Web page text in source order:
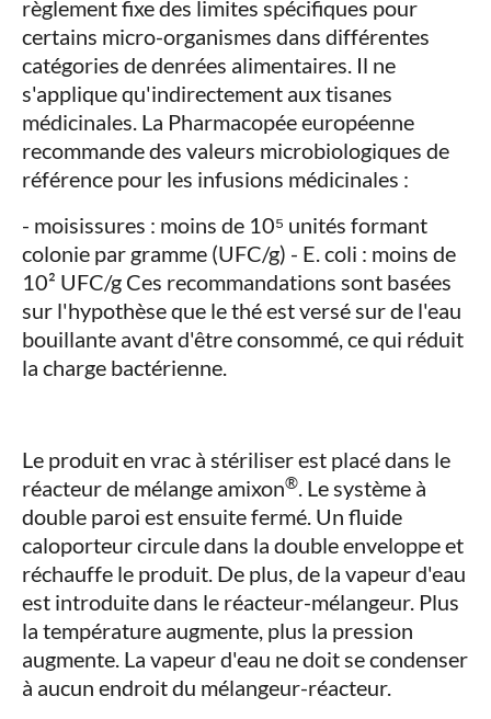
règlement fixe des limites spécifiques pour
certains micro-organismes dans différentes
catégories de denrées alimentaires. Il ne
s'applique qu'indirectement aux tisanes
médicinales. La Pharmacopée européenne
recommande des valeurs microbiologiques de
référence pour les infusions médicinales :
- moisissures : moins de 10⁵ unités formant
colonie par gramme (UFC/g) - E. coli : moins de
10² UFC/g Ces recommandations sont basées
sur l'hypothèse que le thé est versé sur de l'eau
bouillante avant d'être consommé, ce qui réduit
la charge bactérienne.
Le produit en vrac à stériliser est placé dans le
réacteur de mélange amixon®. Le système à
double paroi est ensuite fermé. Un fluide
caloporteur circule dans la double enveloppe et
réchauffe le produit. De plus, de la vapeur d'eau
est introduite dans le réacteur-mélangeur. Plus
la température augmente, plus la pression
augmente. La vapeur d'eau ne doit se condenser
à aucun endroit du mélangeur-réacteur.